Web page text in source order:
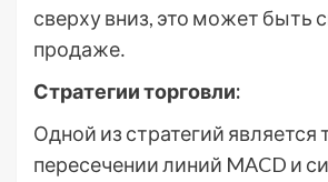
сверху вниз, это может быть
продаже․
Стратегии торговли:
Одной из стратегий является
пересечении линий MACD и